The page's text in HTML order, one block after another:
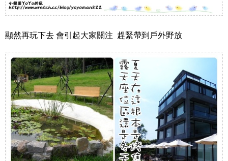
顯然再玩下去 會引起大家關注 趕緊帶到戶外野放